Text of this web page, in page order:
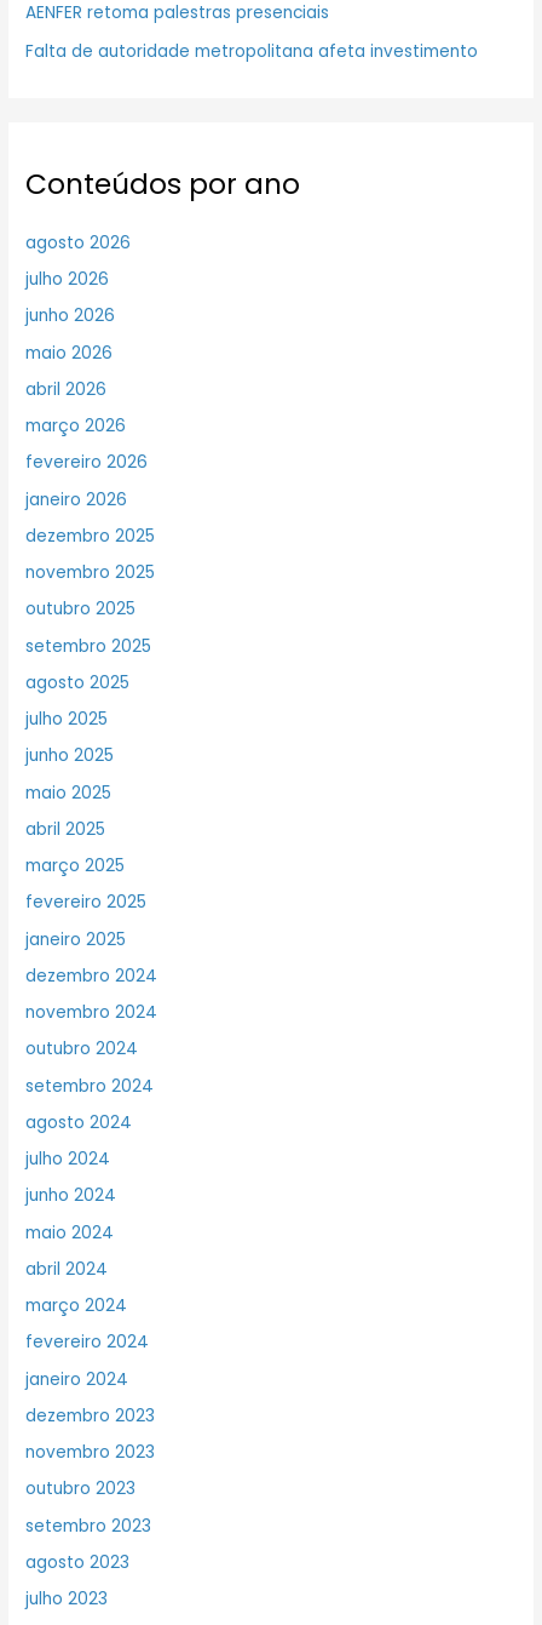
AENFER retoma palestras presenciais
Falta de autoridade metropolitana afeta investimento
Conteúdos por ano
agosto 2026
julho 2026
junho 2026
maio 2026
abril 2026
março 2026
fevereiro 2026
janeiro 2026
dezembro 2025
novembro 2025
outubro 2025
setembro 2025
agosto 2025
julho 2025
junho 2025
maio 2025
abril 2025
março 2025
fevereiro 2025
janeiro 2025
dezembro 2024
novembro 2024
outubro 2024
setembro 2024
agosto 2024
julho 2024
junho 2024
maio 2024
abril 2024
março 2024
fevereiro 2024
janeiro 2024
dezembro 2023
novembro 2023
outubro 2023
setembro 2023
agosto 2023
julho 2023